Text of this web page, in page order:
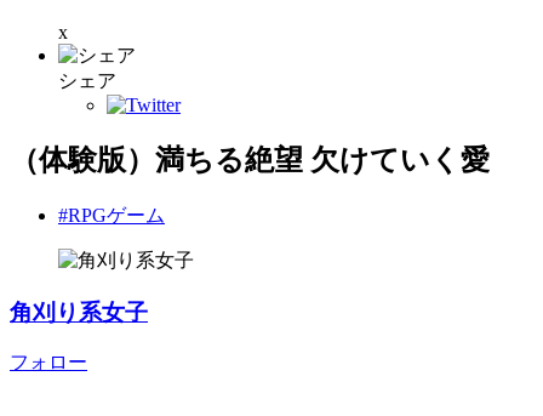
x
シェア
（体験版）満ちる絶望 欠けていく愛
#RPGゲーム
角刈り系女子
フォロー